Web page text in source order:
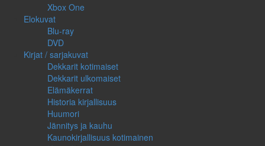
Xbox One
Elokuvat
Blu-ray
DVD
Kirjat / sarjakuvat
Dekkarit kotimaiset
Dekkarit ulkomaiset
Elämäkerrat
Historia kirjallisuus
Huumori
Jännitys ja kauhu
Kaunokirjallisuus kotimainen